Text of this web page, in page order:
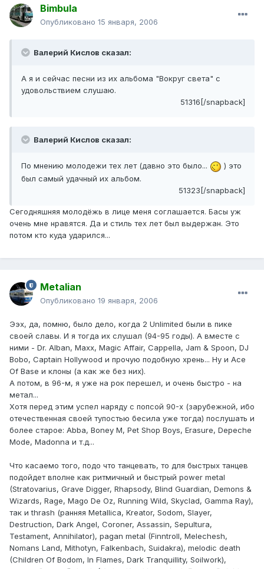
Bimbula
Опубликовано 15 января, 2006
Валерий Кислов сказал:
А я и сейчас песни из их альбома "Вокруг света" с
удовольствием слушаю.
51316[/snapback]
Валерий Кислов сказал:
По мнению молодежи тех лет (давно это было...
) это
был самый удачный их альбом.
51323[/snapback]
Cегодняшняя молодёжь в лице меня соглашается. Басы уж
очень мне нравятся. Да и стиль тех лет был выдержан. Это
потом кто куда ударился...
Metalian
Опубликовано 19 января, 2006
Ээх, да, помню, было дело, когда 2 Unlimited были в пике
своей славы. И я тогда их слушал (94-95 годы). А вместе с
ними - Dr. Alban, Maxx, Magic Affair, Cappella, Jam & Spoon, DJ
Bobo, Captain Hollywood и прочую подобную хрень... Ну и Ace
Of Base и клоны (а как же без них).
А потом, в 96-м, я уже на рок перешел, и очень быстро - на
метал...
Хотя перед этим успел наряду с попсой 90-х (зарубежной, ибо
отечественная своей тупостью бесила уже тогда) послушать и
более старое: Abba, Boney M, Pet Shop Boys, Erasure, Depeche
Mode, Madonna и т.д...
Что касаемо того, подо что танцевать, то для быстрых танцев
подойдет вполне как ритмичный и быстрый power metal
(Stratovarius, Grave Digger, Rhapsody, Blind Guardian, Demons &
Wizards, Rage, Mago De Oz, Running Wild, Skyclad, Gamma Ray),
так и thrash (ранняя Metallica, Kreator, Sodom, Slayer,
Destruction, Dark Angel, Coroner, Assassin, Sepultura,
Testament, Annihilator), pagan metal (Finntroll, Melechesh,
Nomans Land, Mithotyn, Falkenbach, Suidakra), melodic death
(Children Of Bodom, In Flames, Dark Tranquillity, Soilwork),